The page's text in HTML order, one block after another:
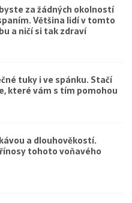
za žádných okolností
Většina lidí v tomto
a ničí si tak zdraví
tuky i ve spánku. Stačí
které vám s tím pomohou
a dlouhověkostí.
tohoto voňavého